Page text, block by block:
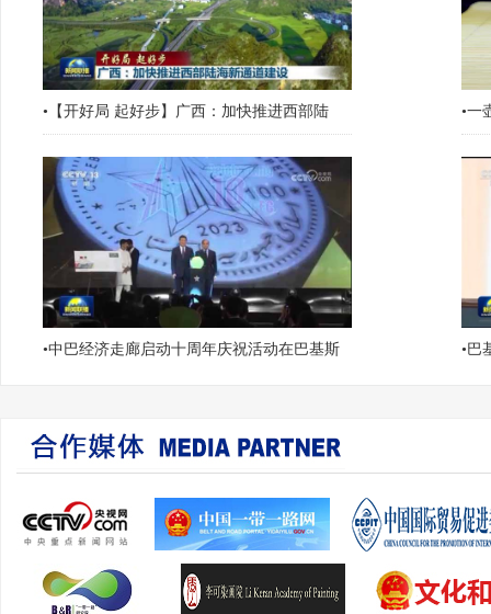
• 【开好局 起好步】广西：加快推进西部陆 •一
•中巴经济走廊启动十周年庆祝活动在巴基斯 • 巴